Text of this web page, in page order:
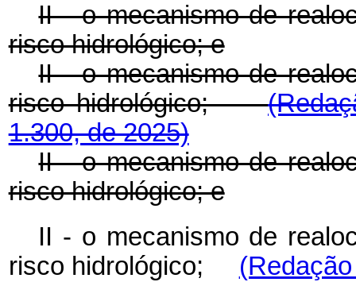
II - o mecanismo de
risco hidrológico; e
II - o mecanismo de
risco hidrológico;
1.300, de 2025)
II - o mecanismo de
risco hidrológico; e
II - o mecanismo de
risco hidrológico;